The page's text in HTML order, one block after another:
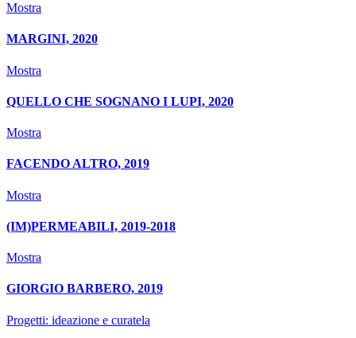
Mostra
MARGINI, 2020
Mostra
QUELLO CHE SOGNANO I LUPI, 2020
Mostra
FACENDO ALTRO, 2019
Mostra
(IM)PERMEABILI, 2019-2018
Mostra
GIORGIO BARBERO, 2019
Progetti: ideazione e curatela